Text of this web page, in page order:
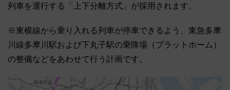
列車を運行する「上下分離方式」が採用されます。
※東横線から乗り入れる列車が停車できるよう、東急多摩
川線多摩川駅および下丸子駅の乗降場（プラットホーム）
の整備などをあわせて行う計画です。